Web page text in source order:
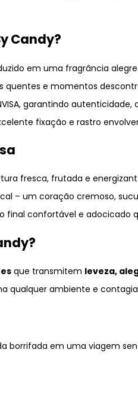
Candy?
em uma fragrância
quentes e momentos
garantindo autenticidade,
fixação e rastro
fresca, frutada e
– um coração cremoso,
final confortável e adocicado
que transmitem leveza,
qualquer ambiente e
borrifada em uma viagem